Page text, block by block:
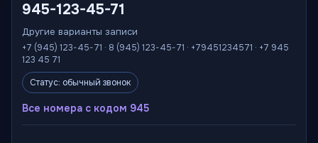
945-123-45-71
Другие варианты записи
+7 (945) 123-45-71 · 8 (945) 123-45-71 · +79451234571 · +7 945
123 45 71
Статус: обычный звонок
Все номера с кодом 945